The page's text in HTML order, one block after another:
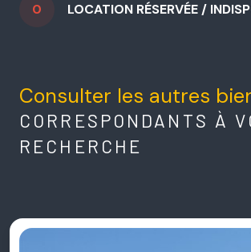
0
LOCATION RÉSERVÉE /
Consulter les autres
CORRESPONDANTS À
RECHERCHE